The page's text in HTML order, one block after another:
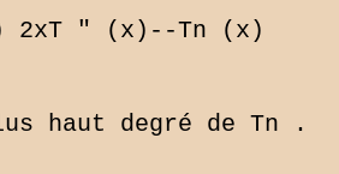
2xT " (x)--Tn (x)
haut degré de Tn .